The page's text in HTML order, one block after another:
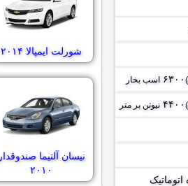
اسب بخار
نیوتن بر متر
شورلت ایمپالا ۲۰۱۴
نیسان آلتیما صندوقدار
۲۰۱۰